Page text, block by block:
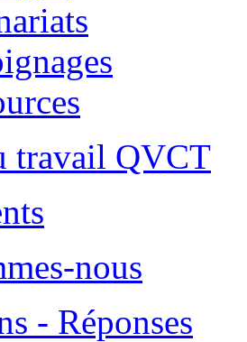
travail QVCT
nous
- Réponses